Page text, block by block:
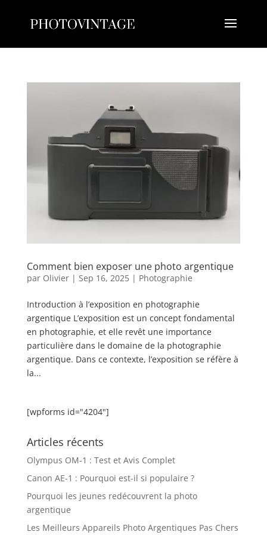
Comment bien exposer une photo argentique
par Olivier| Sep 16, 2025| Photographie
Introduction à l’exposition en photographie
argentique L’exposition est un concept fondamental
en photographie, et elle revêt une importance
particulière dans le domaine de la photographie
argentique. Dans ce contexte, l’exposition se réfère à
la...
[wpforms id="4204"]
Articles récents
Olympus OM-1 : Test et Avis Complet
Canon AE-1 : Pourquoi est-il si populaire ?
Pourquoi les jeunes redécouvrent la photo
argentique
Les Meilleurs Appareils Photo Argentiques Pas Chers